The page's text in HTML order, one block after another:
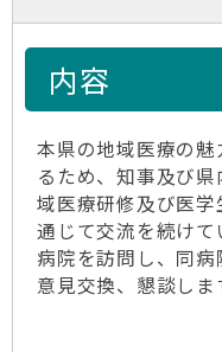
内容
本県の地域医療の
るため、知事及び
域医療研修及び医
通じて交流を続け
病院を訪問し、同
意見交換、懇談しま